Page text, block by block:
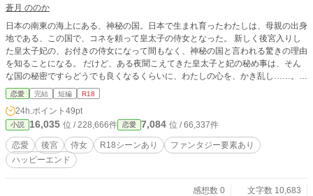
蒼月 ののか
日本の南東の海上にある、神秘の国。日本で生まれ育ったわたしは、母親の出身
地である、この国で、コネを頼って皇太子の侍女となった。 新しく後宮入りし
た皇太子妃の、お付きの侍女になって間もなく、神秘の国と言われる驚きの理由
を知ることになる。 だけど、ある夜聞こえてきた皇太子と妃の秘め事は、そん
な国の秘密ですらどうでも良くなるくらいに、わたしの心を、かき乱し……。
最初は年の差のつもりで書いていたのですが、諸般の事情で年の差要素を無くす
ことにしたので、「年の差」タグは削除しました。 初めて小説投稿サイトに作
品を載せます。楽しんでいただけると嬉しいです。 ※連載中の「変態皇帝の後
宮から救い出されて、皇太子の寵妃になりました〜羅神国物語〜」とは世界観等
を同一にしておりますが、年齢設定やシチュエーションが異なる別のお話です。
そちらをファンタジー小説大賞に応募しておりますので、応援頂けると、とても
嬉しいです！
恋愛 完結 短編 R18
24h.ポイント 49pt
小説 16,035 位 / 228,666件 恋愛 7,084 位 / 66,337件
恋愛 後宮 侍女 R18シーンあり
ファンタジー要素あり
ハッピーエンド
感想数 0
文字数 10,683